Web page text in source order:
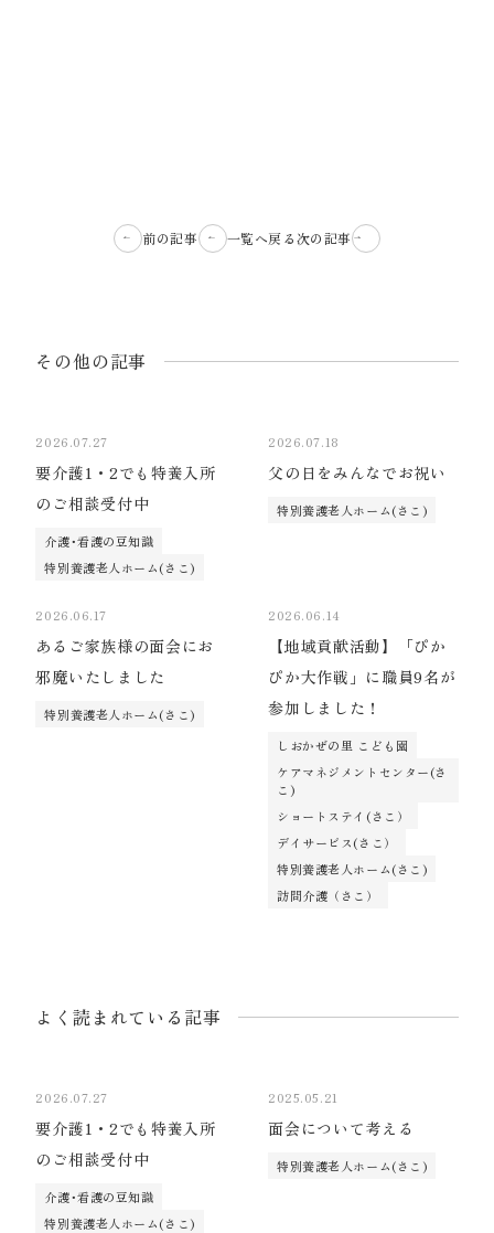
前の記事 一覧へ戻る次の記事
その他の記事
2026.07.27
要介護1・2でも特養入所
のご相談受付中
介護･看護の豆知識
特別養護老人ホーム(さこ)
2026.07.18
父の日をみんなでお祝い
特別養護老人ホーム(さこ)
2026.06.17
あるご家族様の面会にお
邪魔いたしました
特別養護老人ホーム(さこ)
2026.06.14
【地域貢献活動】「ぴか
ぴか大作戦」に職員9名が
参加しました！
しおかぜの里 こども園
ケアマネジメントセンター(さ
こ)
ショートステイ(さこ）
デイサービス(さこ）
特別養護老人ホーム(さこ)
訪問介護（さこ）
よく読まれている記事
2026.07.27
要介護1・2でも特養入所
のご相談受付中
介護･看護の豆知識
特別養護老人ホーム(さこ)
2025.05.21
面会について考える
特別養護老人ホーム(さこ)